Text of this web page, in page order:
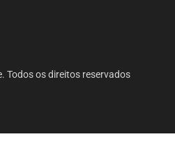
Todos os direitos reservados